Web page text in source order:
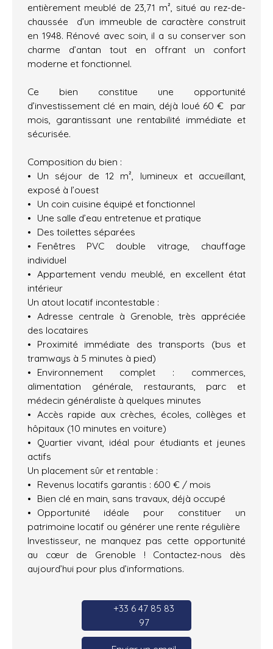
entièrement meublé de 23,71 m², situé au rez-de-
chaussée d’un immeuble de caractère construit
en 1948. Rénové avec soin, il a su conserver son
charme d’antan tout en offrant un confort
moderne et fonctionnel.
Ce bien constitue une opportunité
d’investissement clé en main, déjà loué 60 € par
mois, garantissant une rentabilité immédiate et
sécurisée.
Composition du bien :
Un séjour de 12 m², lumineux et accueillant,
exposé à l’ouest
Un coin cuisine équipé et fonctionnel
Une salle d’eau entretenue et pratique
Des toilettes séparées
Fenêtres PVC double vitrage, chauffage
individuel
Appartement vendu meublé, en excellent état
intérieur
Un atout locatif incontestable :
Adresse centrale à Grenoble, très appréciée
des locataires
Proximité immédiate des transports (bus et
tramways à 5 minutes à pied)
Environnement complet : commerces,
alimentation générale, restaurants, parc et
médecin généraliste à quelques minutes
Accès rapide aux crèches, écoles, collèges et
hôpitaux (10 minutes en voiture)
Quartier vivant, idéal pour étudiants et jeunes
actifs
Un placement sûr et rentable :
Revenus locatifs garantis : 600 € / mois
Bien clé en main, sans travaux, déjà occupé
Opportunité idéale pour constituer un
patrimoine locatif ou générer une rente régulière
Investisseur, ne manquez pas cette opportunité
au cœur de Grenoble ! Contactez-nous dès
aujourd’hui pour plus d’informations.
+33 6 47 85 83
97